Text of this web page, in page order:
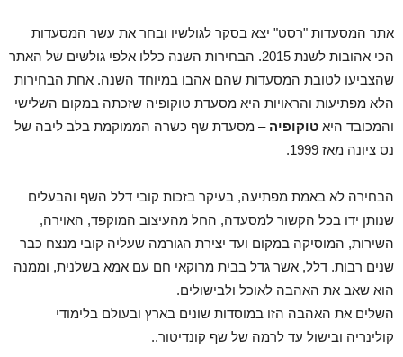
אתר המסעדות "רסט" יצא בסקר לגולשיו ובחר את עשר המסעדות
הכי אהובות לשנת 2015. הבחירות השנה כללו אלפי גולשים של האתר
שהצביעו לטובת המסעדות שהם אהבו במיוחד השנה. אחת הבחירות
הלא מפתיעות והראויות היא מסעדת טוקופיה שזכתה במקום השלישי
והמכובד היא טוקופיה – מסעדת שף כשרה הממוקמת בלב ליבה של
נס ציונה מאז 1999.
הבחירה לא באמת מפתיעה, בעיקר בזכות קובי דלל השף והבעלים
שנותן ידו בכל הקשור למסעדה, החל מהעיצוב המוקפד, האוירה,
השירות, המוסיקה במקום ועד יצירת הגורמה שעליה קובי מנצח כבר
שנים רבות. דלל, אשר גדל בבית מרוקאי חם עם אמא בשלנית, וממנה
הוא שאב את האהבה לאוכל ולבישולים.
השלים את האהבה הזו במוסדות שונים בארץ ובעולם בלימודי
קולינריה ובישול עד לרמה של שף קונדיטור..